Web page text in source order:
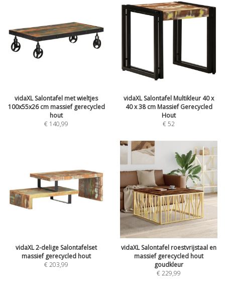
vidaXL Salontafel met wieltjes
100x55x26 cm massief gerecycled
hout
€ 140,99
vidaXL Salontafel Multikleur 40 x
40 x 38 cm Massief Gerecycled
Hout
€52
vidaXL 2-delige Salontafelset
massief gerecycled hout
€203,99
vidaXL Salontafel roestvrijstaal en
massief gerecycled hout
goudkleur
€229,99